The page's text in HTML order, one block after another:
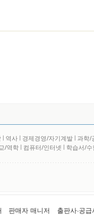
l 역사 l 경제경영/자기계발 l 과학/
/역학 l 컴퓨터/인터넷 l 학습서/수
판매자 매니저 출판사·공급